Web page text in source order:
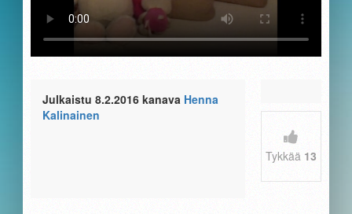
Julkaistu 8.2.2016 kanava Henna
Kalinainen
Tykkää 13